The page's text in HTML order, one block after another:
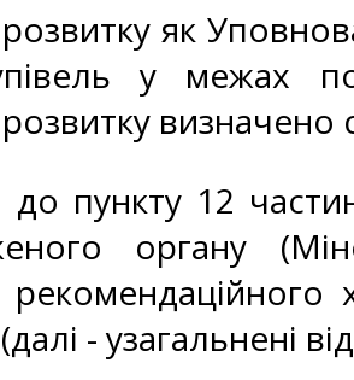
як
у межах
визначено
до пункту 12
органу
- узагальнені